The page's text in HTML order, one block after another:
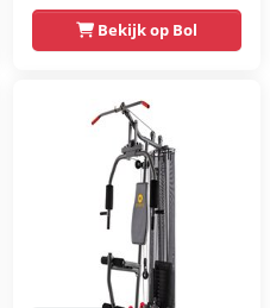
Compacte home
gym met lat pulley
krachtstation voor
thuis - Compact en
multifunctioneel -
Incl. gratis fitness
Bekijk op Bol